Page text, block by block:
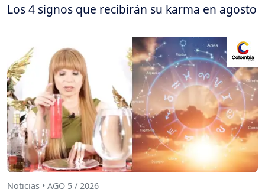
Los 4 signos que recibirán su karma en agosto
Noticias • AGO 5 / 2026